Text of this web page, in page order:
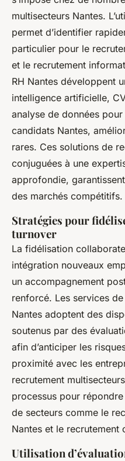
multisecteurs Nantes.
permet d’identifier
particulier pour le
et le recrutement
RH Nantes développent
intelligence artificielle,
analyse de données
candidats Nantes,
rares. Ces solutions de
conjuguées à une
approfondie,
des marchés compétitifs.
Stratégies pour
turnover
La fidélisation
intégration nouveaux
un accompagnement
renforcé. Les services
Nantes adoptent des
soutenus par des
afin d’anticiper les
proximité avec les
recrutement
processus pour
de secteurs comme le
Nantes et le recrutement
Utilisation